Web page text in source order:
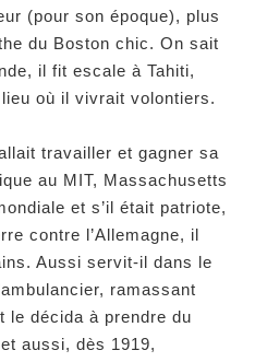
(pour son époque), plus
du Boston chic. On sait
il fit escale à Tahiti,
où il vivrait volontiers.
travailler et gagner sa
au MIT, Massachusetts
et s’il était patriote,
contre l’Allemagne, il
Aussi servit-il dans le
ramassant
le décida à prendre du
aussi, dès 1919,